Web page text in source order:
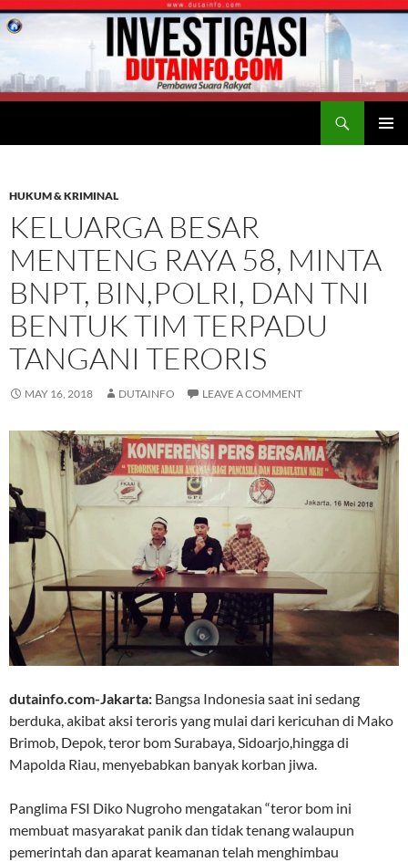
HUKUM & KRIMINAL
KELUARGA BESAR
MENTENG RAYA 58, MINTA
BNPT, BIN,POLRI, DAN TNI
BENTUK TIM TERPADU
TANGANI TERORIS
MAY 16, 2018 DUTAINFO LEAVE A COMMENT
dutainfo.com-Jakarta: Bangsa Indonesia saat ini sedang
berduka, akibat aksi teroris yang mulai dari kericuhan di Mako
Brimob, Depok, teror bom Surabaya, Sidoarjo,hingga di
Mapolda Riau, menyebabkan banyak korban jiwa.
Panglima FSI Diko Nugroho mengatakan “teror bom ini
membuat masyarakat panik dan tidak tenang walaupun
pemerintah dan aparat keamanan telah menghimbau